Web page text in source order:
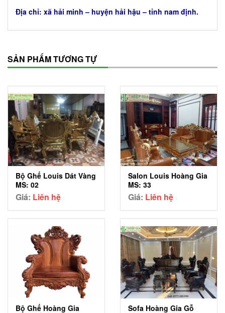
Địa chỉ: xã hải minh – huyện hải hậu – tỉnh nam định.
SẢN PHẨM TƯƠNG TỰ
Bộ Ghế Louis Dát Vàng
MS: 02
Giá: Liên hệ
Salon Louis Hoàng Gia
MS: 33
Giá: Liên hệ
Bộ Ghế Hoàng Gia
Sofa Hoàng Gia Gỗ